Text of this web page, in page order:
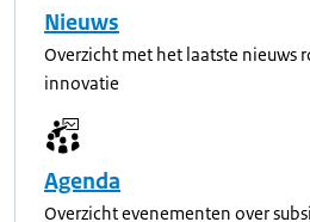
Nieuws
Overzicht met het laatste nieuws
innovatie
Agenda
Overzicht evenementen over